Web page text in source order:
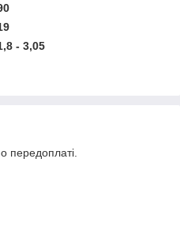
- 3,05
передоплаті.